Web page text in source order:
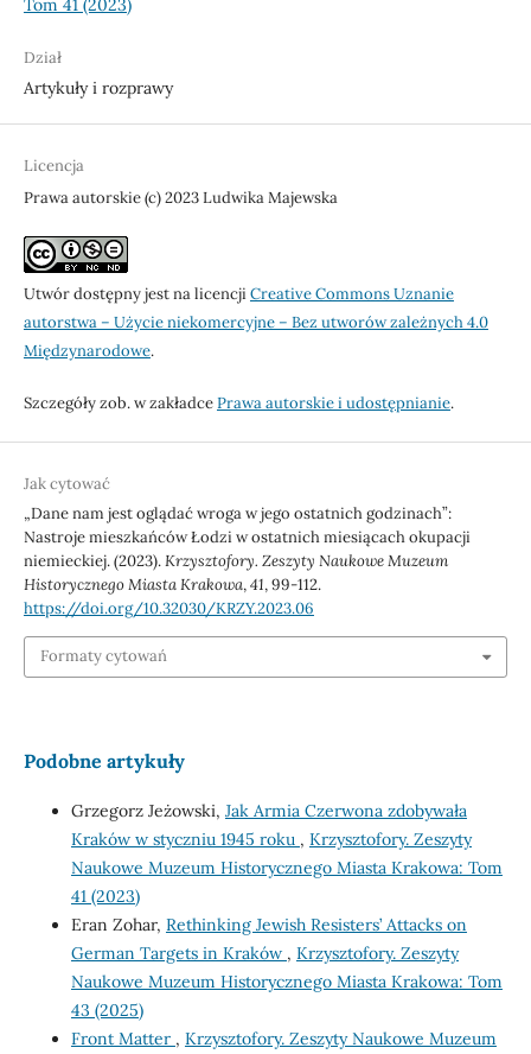
Tom 41 (2023)
Dział
Artykuły i rozprawy
Licencja
Prawa autorskie (c) 2023 Ludwika Majewska
Utwór dostępny jest na licencjiCreative Commons Uznanie
autorstwa – Użycie niekomercyjne – Bez utworów zależnych 4.0
Międzynarodowe.
Szczegóły zob. w zakładcePrawa autorskie i udostępnianie.
Jak cytować
„Dane nam jest oglądać wroga w jego ostatnich godzinach”:
Nastroje mieszkańców Łodzi w ostatnich miesiącach okupacji
niemieckiej. (2023).Krzysztofory. Zeszyty Naukowe Muzeum
Historycznego Miasta Krakowa,41, 99-112.
https://doi.org/10.32030/KRZY.2023.06
Formaty cytowań
Podobne artykuły
Grzegorz Jeżowski, Jak Armia Czerwona zdobywała
Kraków w styczniu 1945 roku , Krzysztofory. Zeszyty
Naukowe Muzeum Historycznego Miasta Krakowa: Tom
41 (2023)
Eran Zohar, Rethinking Jewish Resisters’ Attacks on
German Targets in Kraków , Krzysztofory. Zeszyty
Naukowe Muzeum Historycznego Miasta Krakowa: Tom
43 (2025)
Front Matter , Krzysztofory. Zeszyty Naukowe Muzeum